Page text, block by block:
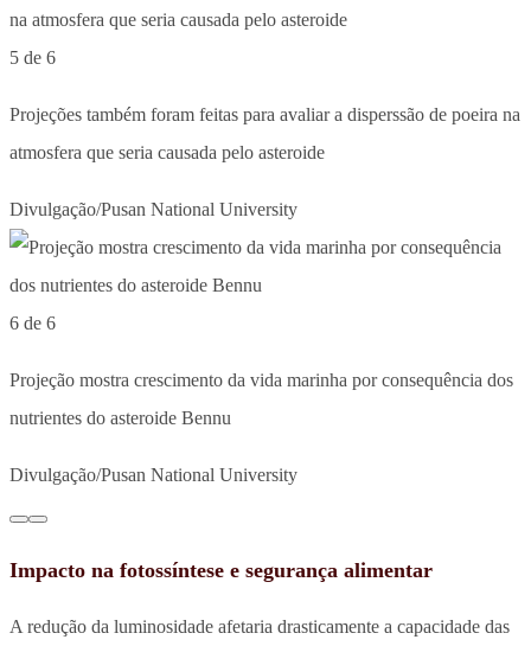
5 de 6
Projeções também foram feitas para avaliar a disperssão de poeira na
atmosfera que seria causada pelo asteroide
Divulgação/Pusan National University
6 de 6
Projeção mostra crescimento da vida marinha por consequência dos
nutrientes do asteroide Bennu
Divulgação/Pusan National University
Impacto na fotossíntese e segurança alimentar
A redução da luminosidade afetaria drasticamente a capacidade das